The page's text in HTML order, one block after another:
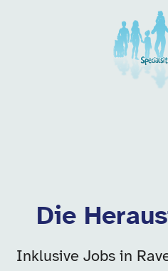
Unsere
Die
Inklusive Jobs in